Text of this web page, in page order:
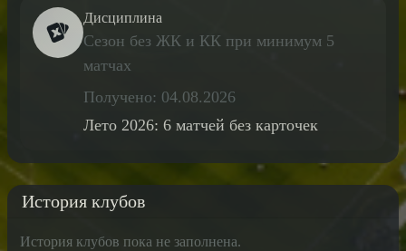
Дисциплина
Сезон без ЖК и КК при минимум 5
матчах
Получено: 04.08.2026
Лето 2026: 6 матчей без карточек
История клубов
История клубов пока не заполнена.